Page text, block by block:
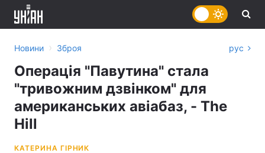
Новини › Зброя рус
Операція "Павутина" стала
"тривожним дзвінком" для
американських авіабаз, - The
Hill
КАТЕРИНА ГІРНИК